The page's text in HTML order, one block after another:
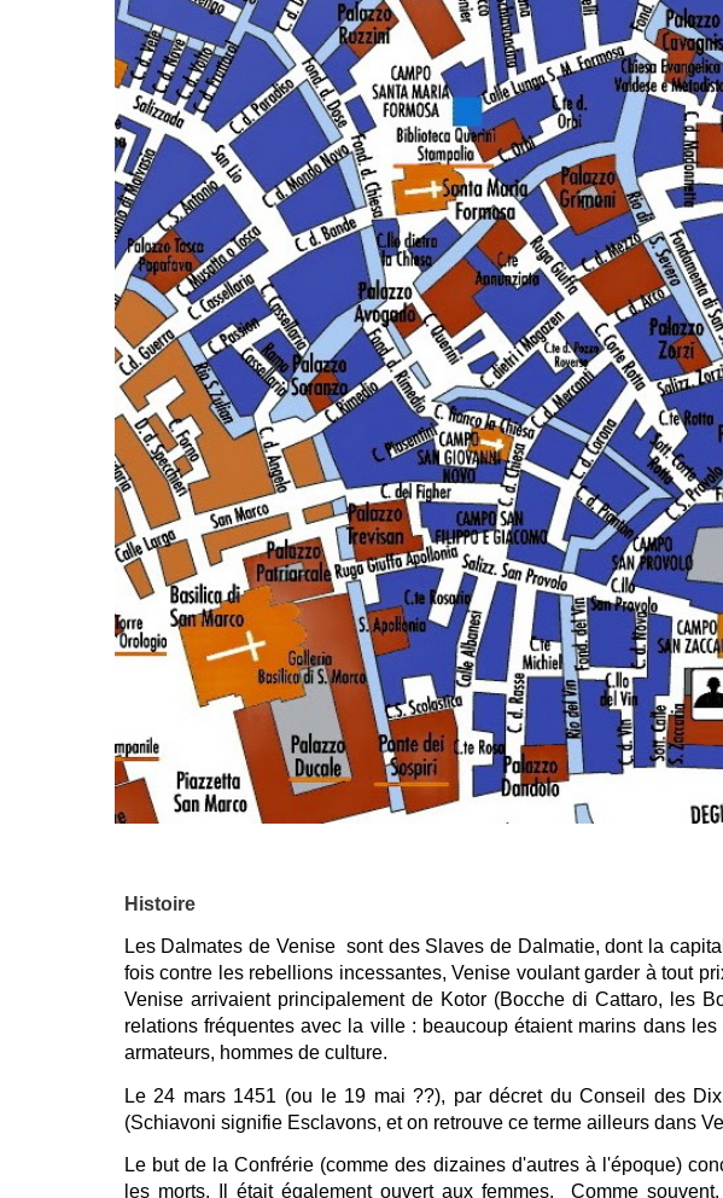
Histoire
Les Dalmates de Venise sont des Slaves de Dalmatie, dont la
fois contre les rebellions incessantes, Venise voulant garder à tout
Venise arrivaient principalement de Kotor (Bocche di Cattaro, les
relations fréquentes avec la ville : beaucoup étaient marins dans
armateurs, hommes de culture.
Le 24 mars 1451 (ou le 19 mai ??), par décret du Conseil des
(Schiavoni signifie Esclavons, et on retrouve ce terme ailleurs dans
Le but de la Confrérie (comme des dizaines d'autres à l'époque)
les morts. Il était également ouvert aux femmes. Comme